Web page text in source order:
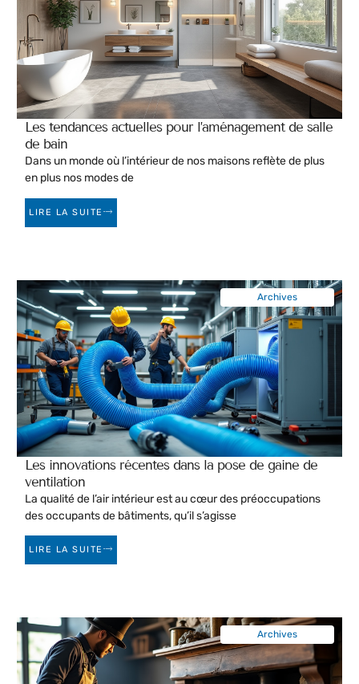
Les tendances actuelles pour l’aménagement de salle
de bain
Dans un monde où l’intérieur de nos maisons reflète de plus
en plus nos modes de
LIRE LA SUITE
Les innovations récentes dans la pose de gaine de
ventilation
La qualité de l’air intérieur est au cœur des préoccupations
des occupants de bâtiments, qu’il s’agisse
LIRE LA SUITE
Archives
Archives